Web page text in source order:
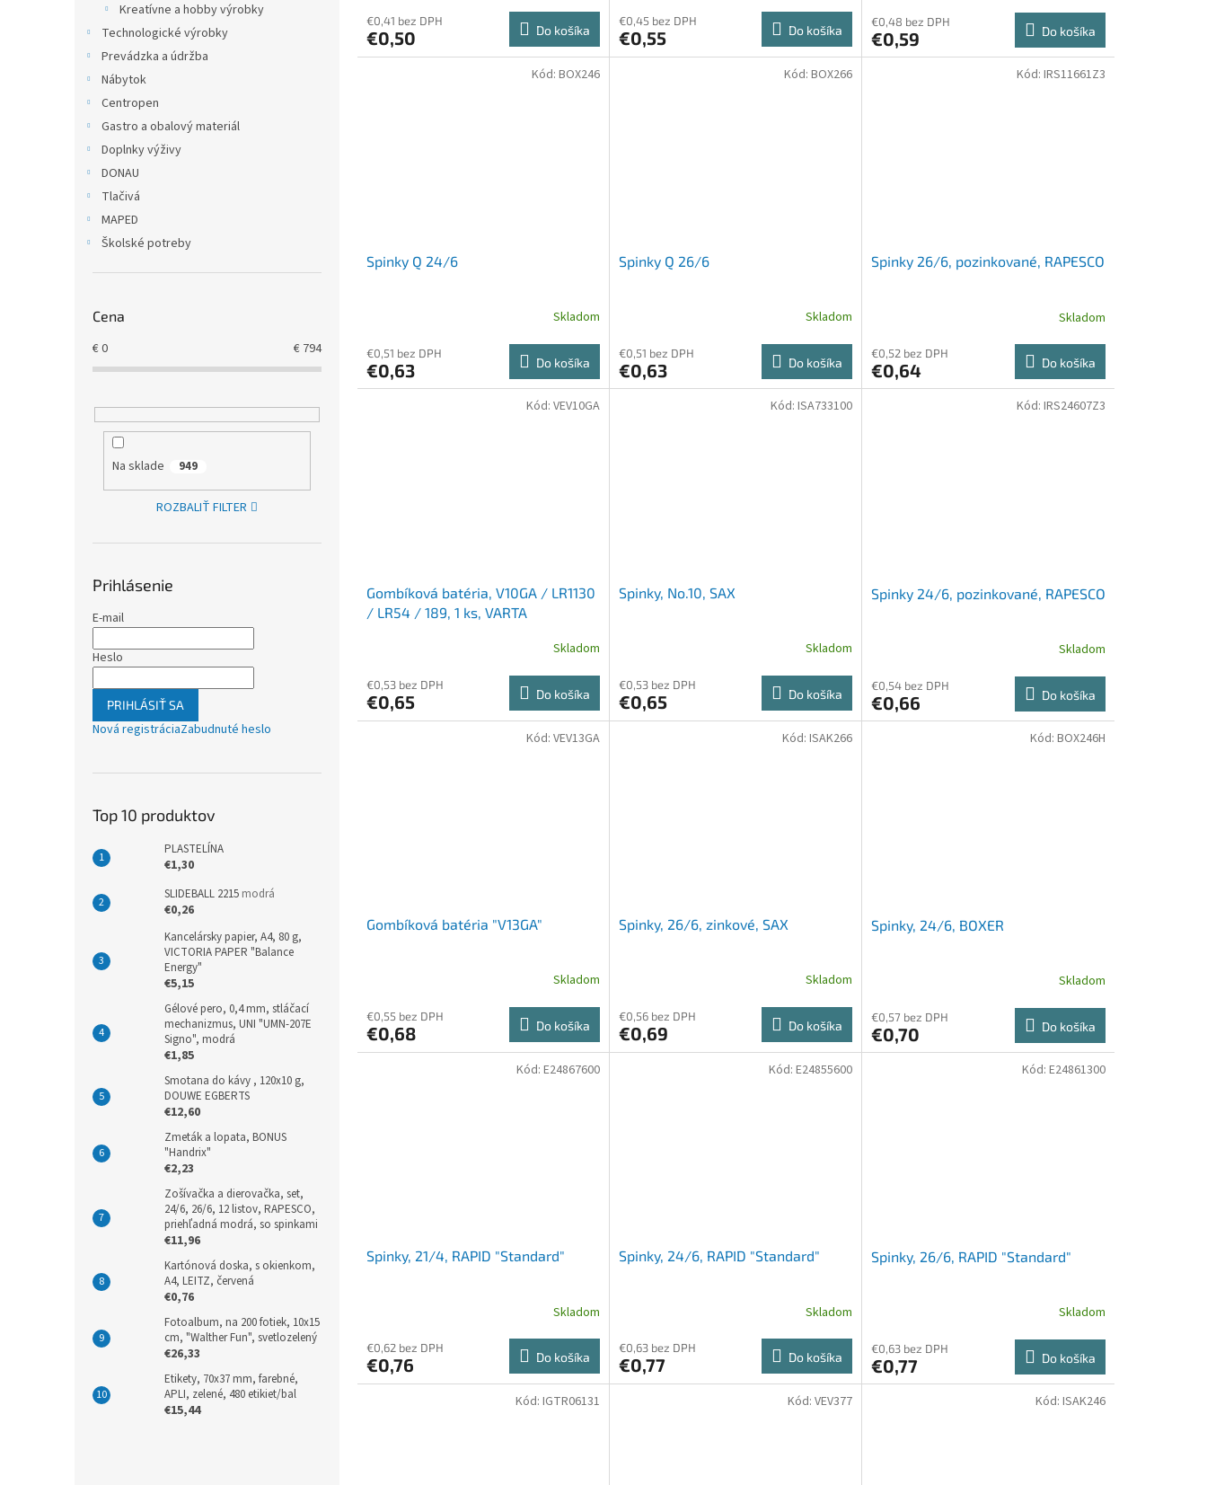
Kreatívne a hobby výrobky
Technologické výrobky
Prevádzka a údržba
Nábytok
Centropen
Gastro a obalový materiál
Doplnky výživy
DONAU
Tlačivá
MAPED
Školské potreby
Cena
€0 € 794
Na sklade 949
ROZBALIŤ FILTER
Prihlásenie
E-mail
Heslo
PRIHLÁSIŤ SA
Nová registráciaZabudnuté heslo
Top 10 produktov
PLASTELÍNA
€1,30
SLIDEBALL 2215 modrá
€0,26
Kancelársky papier, A4, 80 g,
VICTORIA PAPER "Balance
Energy"
€5,15
Gélové pero, 0,4 mm, stláčací
mechanizmus, UNI "UMN-207E
Signo", modrá
€1,85
Smotana do kávy , 120x10 g,
DOUWE EGBERTS
€12,60
Zmeták a lopata, BONUS
"Handrix"
€2,23
Zošívačka a dierovačka, set,
24/6, 26/6, 12 listov, RAPESCO,
priehľadná modrá, so spinkami
€11,96
Kartónová doska, s okienkom,
A4, LEITZ, červená
€0,76
Fotoalbum, na 200 fotiek, 10x15
cm, "Walther Fun", svetlozelený
€26,33
Etikety, 70x37 mm, farebné,
APLI, zelené, 480 etikiet/bal
€15,44
€0,41 bez DPH
€0,50 Do košíka
€0,45 bez DPH
€0,55 Do košíka
€0,48 bez DPH
€0,59 Do košíka
Spinky Q 24/6
Skladom
€0,51 bez DPH
€0,63 Do košíka
Kód: BOX246
Spinky Q 26/6
Skladom
€0,51 bez DPH
€0,63 Do košíka
Kód: BOX266
Spinky 26/6, pozinkované, RAPESCO
Skladom
€0,52 bez DPH
€0,64 Do košíka
Kód: IRS11661Z3
Gombíková batéria, V10GA / LR1130
/ LR54 / 189, 1 ks, VARTA
Skladom
€0,53 bez DPH
€0,65 Do košíka
Kód: VEV10GA
Spinky, No.10, SAX
Skladom
€0,53 bez DPH
€0,65 Do košíka
Kód: ISA733100
Spinky 24/6, pozinkované, RAPESCO
Skladom
€0,54 bez DPH
€0,66 Do košíka
Kód: IRS24607Z3
Gombíková batéria "V13GA"
Skladom
€0,55 bez DPH
€0,68 Do košíka
Kód: VEV13GA
Spinky, 26/6, zinkové, SAX
Skladom
€0,56 bez DPH
€0,69 Do košíka
Kód: ISAK266
Spinky, 24/6, BOXER
Skladom
€0,57 bez DPH
€0,70 Do košíka
Kód: BOX246H
Spinky, 21/4, RAPID "Standard"
Skladom
€0,62 bez DPH
€0,76 Do košíka
Kód: E24867600
Spinky, 24/6, RAPID "Standard"
Skladom
€0,63 bez DPH
€0,77 Do košíka
Kód: E24855600
Spinky, 26/6, RAPID "Standard"
Skladom
€0,63 bez DPH
€0,77 Do košíka
Kód: E24861300
Kód: IGTR06131 Kód: VEV377 Kód: ISAK246